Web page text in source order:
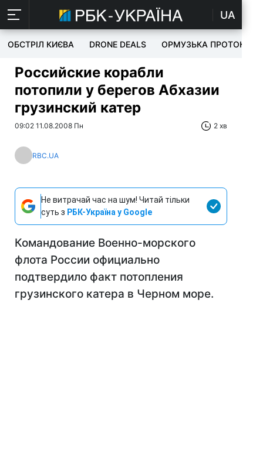
UA
ОБСТРІЛ КИЄВА DRONE DEALS ОРМУЗЬКА ПРОТОКА
Российские корабли
потопили у берегов Абхазии
грузинский катер
09:02 11.08.2008 Пн 2 хв
RBC.UA
Не витрачай час на шум! Читай тільки
суть з РБК-Україна у Google
Командование Военно-морского
флота России официально
подтвердило факт потопления
грузинского катера в Черном море.